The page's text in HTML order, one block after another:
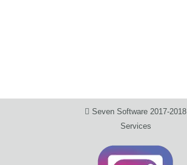
Seven Software 2017-2018
Services